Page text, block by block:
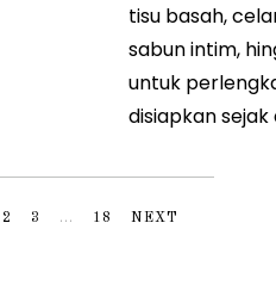
5
tisu basah,
sabun intim,
untuk
disiapkan sejak
2 3 … 18 NEXT